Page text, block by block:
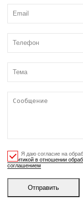
Я даю согласие на
Политикой в отношении
соглашением
Отправить